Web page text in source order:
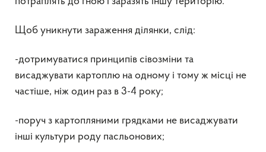
Щоб уникнути зараження ділянки, слід:
-дотримуватися принципів сівозміни та
висаджувати картоплю на одному і тому ж місці не
частіше, ніж один раз в 3-4 року;
-поруч з картопляними грядками не висаджувати
інші культури роду пасльонових;